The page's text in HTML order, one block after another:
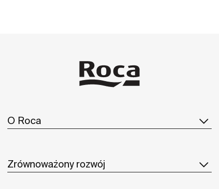
O Roca
Zrównoważony rozwój